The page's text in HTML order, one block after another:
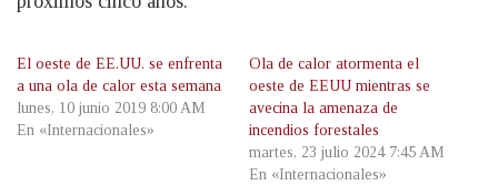
El oeste de EE.UU. se enfrenta
a una ola de calor esta semana
lunes, 10 junio 2019 8:00 AM
En «Internacionales»
Ola de calor atormenta el
oeste de EEUU mientras se
avecina la amenaza de
incendios forestales
martes, 23 julio 2024 7:45 AM
En «Internacionales»